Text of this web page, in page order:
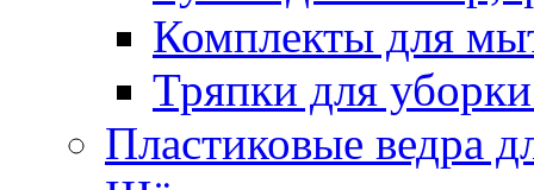
Комплекты для
Тряпки для
Пластиковые ведра